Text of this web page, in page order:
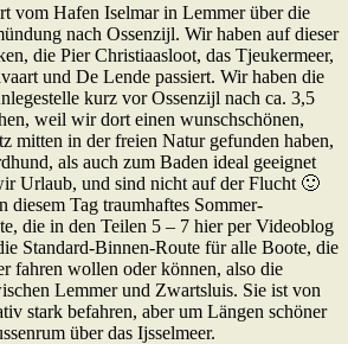
vom Hafen Iselmar in Lemmer über die
nach Ossenzijl. Wir haben auf dieser
die Pier Christiaasloot, das Tjeukermeer,
und De Lende passiert. Wir haben die
kurz vor Ossenzijl nach ca. 3,5
weil wir dort einen wunschschönen,
mitten in der freien Natur gefunden haben,
als auch zum Baden ideal geeignet
Urlaub, und sind nicht auf der Flucht 🙂
diesem Tag traumhaftes Sommer-
die in den Teilen 5 – 7 hier per Videoblog
Standard-Binnen-Route für alle Boote, die
fahren wollen oder können, also die
Lemmer und Zwartsluis. Sie ist von
stark befahren, aber um Längen schöner
über das Ijsselmeer.